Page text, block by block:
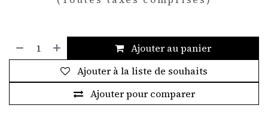
Ajouter au panier
Ajouter pour comparer
Ajouter à la liste de souhaits